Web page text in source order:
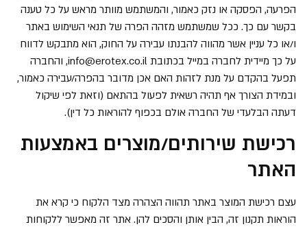
הפרעה, הפסקה או נזק כאמור, והמשתמש מוותר מראש על כל טענה
בקשר עם כך. ככל שמשתמש מזהה הפרה של תנאי השימוש באתר
ו/או כל עניין אשר מהווה להבנתו עבירה על החוק, הוא מתבקש לדווח
על כך מיידית לחברה במייל בכתובת info@erotex.co.il, והחברה
תפעל בהקדם על מנת לזהות האם אכן מדובר בהפרה/עבירה כאמור,
ובמידת הצורך אף תהיה רשאית לפעול בהתאם (וזאת לפי שיקול
דעתה הבלעדי של החברה אולם בכפוף להוראות כל דין).
רכישת שירותים/מוצרים באמצעות
האתר
עצם רכישת המוצר באתר תהווה הצהרה מצד הלקוח כי קרא את
הוראות תקנון זה, הבין אותן והסכים להן. אתר זה מאפשר ללקוחות